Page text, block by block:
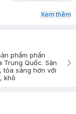
Xem thêm
phẩm phấn
Trung Quốc. Sản
tỏa sáng hơn với
khô